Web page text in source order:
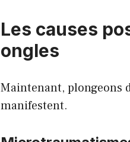
Les causes
ongles
Maintenant, plongeons
manifestent.